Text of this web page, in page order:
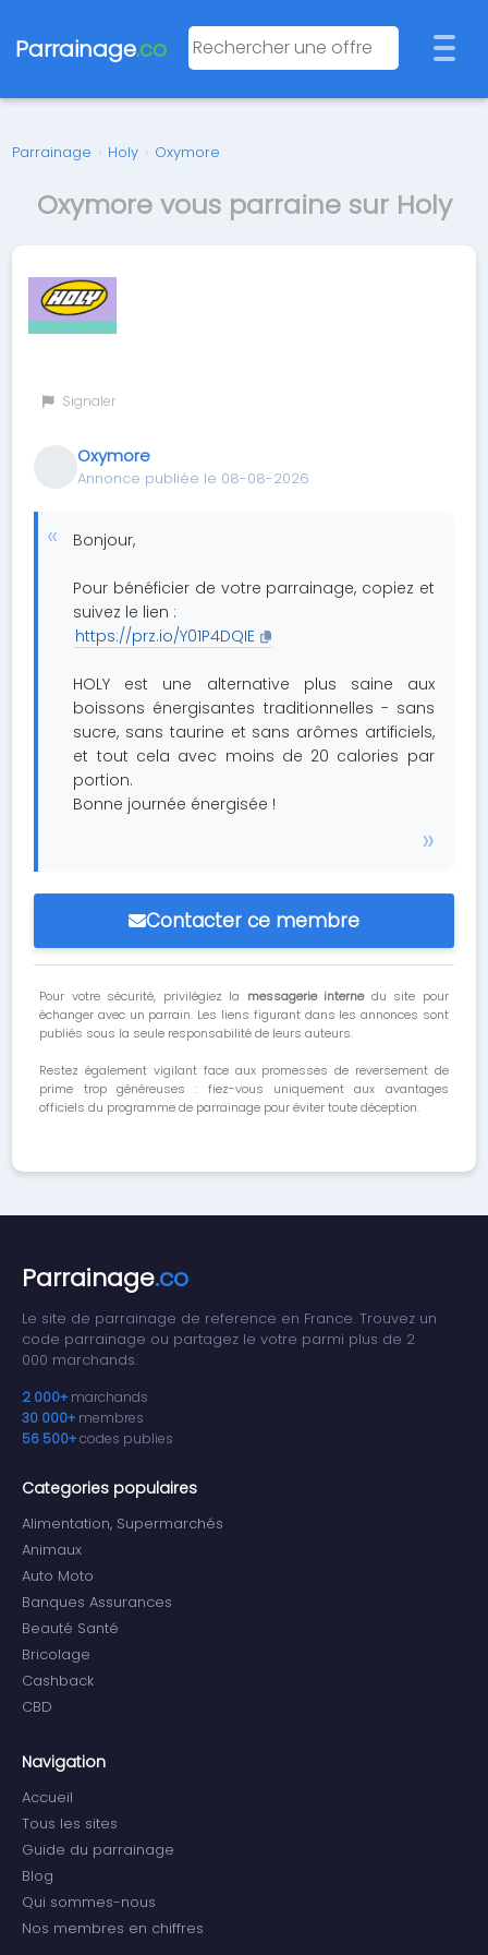
Parrainage.co
Parrainage › Holy › Oxymore
Oxymore vous parraine sur Holy
Signaler
Oxymore
Annonce publiée le 08-08-2026
Bonjour,
Pour bénéficier de votre parrainage, copiez et
suivez le lien :
https://prz.io/Y01P4DQIE
HOLY est une alternative plus saine aux
boissons énergisantes traditionnelles - sans
sucre, sans taurine et sans arômes artificiels,
et tout cela avec moins de 20 calories par
portion.
Bonne journée énergisée !
Contacter ce membre
Pour votre sécurité, privilégiez la messagerie internedu site pour
échanger avec un parrain. Les liens figurant dans les annonces sont
publiés sous la seule responsabilité de leurs auteurs.
Restez également vigilant face aux promesses de reversement de
prime trop généreuses : fiez-vous uniquement aux avantages
officiels du programme de parrainage pour éviter toute déception.
Parrainage.co
Le site de parrainage de reference en France. Trouvez un
code parrainage ou partagez le votre parmi plus de 2
000 marchands.
2 000+ marchands
30 000+ membres
56 500+codes publies
Categories populaires
Alimentation, Supermarchés
Animaux
Auto Moto
Banques Assurances
Beauté Santé
Bricolage
Cashback
CBD
Navigation
Accueil
Tous les sites
Guide du parrainage
Blog
Qui sommes-nous
Nos membres en chiffres